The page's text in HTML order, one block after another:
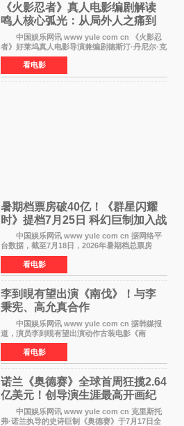
《火影忍者》真人电影编剧解读
鸣人核心弧光：从局外人之痛到
自我觉醒
中国娱乐网讯 www yule com cn 《火影忍
者》好莱坞真人电影导演兼编剧德斯汀·丹尼尔·克
雷顿近日在采访中分享了对主角鸣人成长弧光的
理解，透露电影将深入探索鸣人作为局外人的情
感历程。
看电影
暑期档票房破40亿！《群星闪耀
时》提档7月25日 科幻巨制加入战
中国娱乐网讯 www yule com cn 据网络平
台数据，截至7月18日，2026年暑期档总票房
（含预售）已正式突破40亿元大关，年度总票房
也随之逼近197亿元。超百部中外佳片同台竞技，
点燃了盛夏的电
看电影
李到晛有望出演《南伐》！与李
秉宪、高允真合作
中国娱乐网讯 www yule com cn 据韩媒报
道，演员李到晛有望出演动作古装电影《南
伐》，与李秉宪、高允真合作，引发关注。
该片为动作古装片，讲述朝鲜初期，为了解救被
倭寇绑走的俘虏，9
看电影
诺兰《奥德赛》全球首周狂揽2.64
亿美元！创导演生涯最高开画纪
中国娱乐网讯 www yule com cn 克里斯托
弗·诺兰执导的史诗巨制《奥德赛》于7月17日全